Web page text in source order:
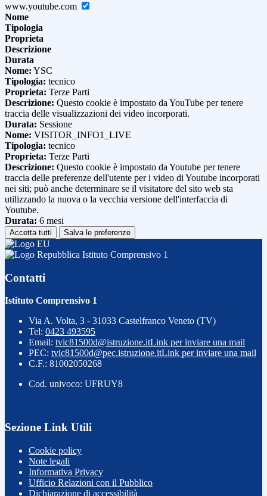
www.youtube.com
Nome
Tipologia
Proprieta
Descrizione
Durata
Nome: YSC
Tipologia: tecnico
Proprieta: Terze Parti
Descrizione: Questo cookie è impostato da YouTube per tenere
traccia delle visualizzazioni dei video incorporati.
Durata: Sessione
Nome: VISITOR_INFO1_LIVE
Tipologia: tecnico
Proprieta: Terze Parti
Descrizione: Questo cookie è impostato da Youtube per tenere
traccia delle preferenze dell'utente per i video di Youtube incorporati
nei siti; può anche determinare se il visitatore del sito web sta
utilizzando la nuova o la vecchia versione dell'interfaccia di
Youtube.
Durata: 6 mesi
Accetta tutti Salva le preferenze
Istituto Comprensivo 1
Contatti
Istituto Comprensivo 1
Via A. Volta, 3 - 31033 Castelfranco Veneto (TV)
Tel: 0423 493595
Email: tvic81500d@istruzione.itLink per inviare una mail
PEC: tvic81500d@pec.istruzione.itLink per inviare una mail
C.F.: 81002050268
Cod. univoco: UFRUY8
Sezione Link Utili
Cookie policy
Note legali
Informativa Privacy
Ufficio Relazioni con il Pubblico
Dichiarazione di accessibilità